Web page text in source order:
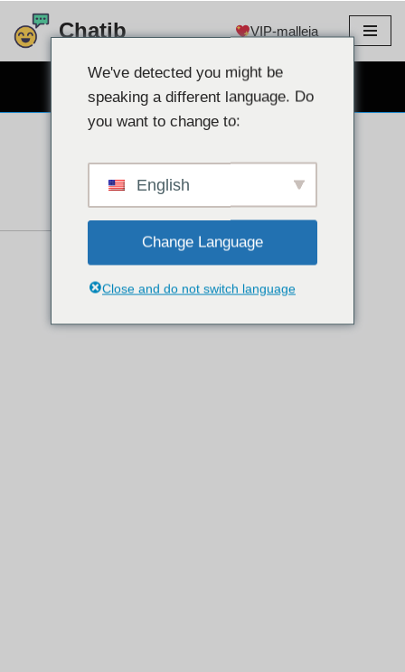
Siirry
Chatib VIP-malleja
ILMAINEN WEBCAM CHAT
We've detected you might be
speaking a different language. Do
you want to change to:
English
Change Language
Close and do not switch language